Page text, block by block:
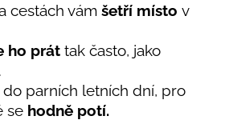
cestách vám šetří místo v
ho prát tak často, jako
do parních letních dní, pro
se hodně potí.